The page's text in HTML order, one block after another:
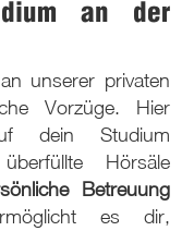
an der
unserer privaten
Vorzüge. Hier
dein Studium
Hörsäle
Betreuung
es dir,